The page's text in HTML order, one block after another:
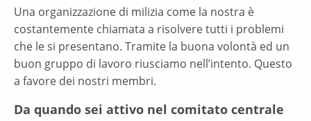
Una organizzazione di milizia come la nostra è
costantemente chiamata a risolvere tutti i problemi
che le si presentano. Tramite la buona volontà ed un
buon gruppo di lavoro riusciamo nell’intento. Questo
a favore dei nostri membri.
Da quando sei attivo nel comitato centrale